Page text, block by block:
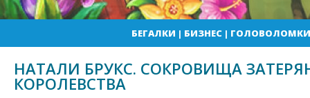
БЕГАЛКИ | БИЗНЕС| ГОЛОВОЛОМКИ
НАТАЛИ БРУКС. СОКРОВИЩА
КОРОЛЕВСТВА